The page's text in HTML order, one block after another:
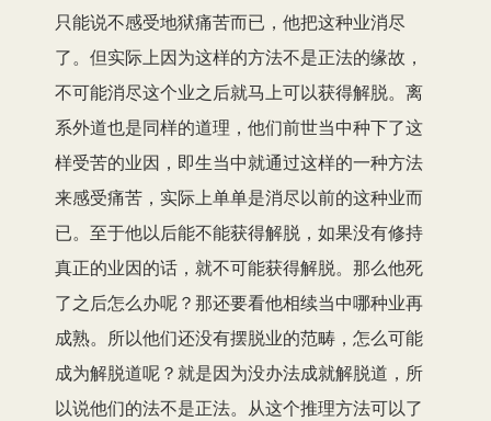
只能说不感受地狱痛苦而已，他把这种业消尽
了。但实际上因为这样的方法不是正法的缘故，
不可能消尽这个业之后就马上可以获得解脱。离
系外道也是同样的道理，他们前世当中种下了这
样受苦的业因，即生当中就通过这样的一种方法
来感受痛苦，实际上单单是消尽以前的这种业而
已。至于他以后能不能获得解脱，如果没有修持
真正的业因的话，就不可能获得解脱。那么他死
了之后怎么办呢？那还要看他相续当中哪种业再
成熟。所以他们还没有摆脱业的范畴，怎么可能
成为解脱道呢？就是因为没办法成就解脱道，所
以说他们的法不是正法。从这个推理方法可以了